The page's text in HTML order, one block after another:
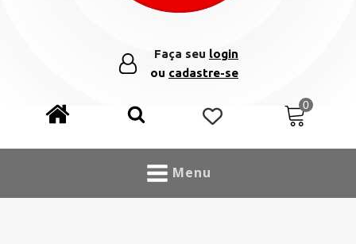
Faça seu login
ou cadastre-se
Menu